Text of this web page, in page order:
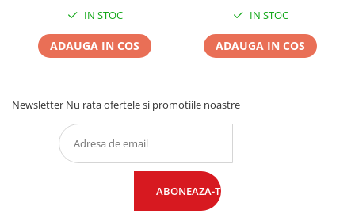
IN STOC
ADAUGA IN COS
IN STOC
ADAUGA IN COS
Newsletter Nu rata ofertele si promotiile noastre